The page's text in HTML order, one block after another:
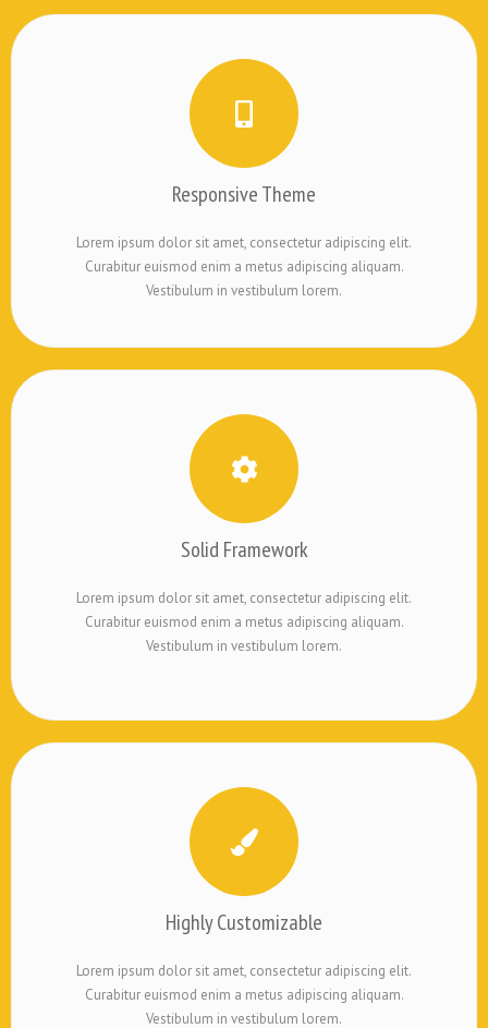
Responsive Theme
Lorem ipsum dolor sit amet, consectetur adipiscing elit.
Curabitur euismod enim a metus adipiscing aliquam.
Vestibulum in vestibulum lorem.
Solid Framework
Lorem ipsum dolor sit amet, consectetur adipiscing elit.
Curabitur euismod enim a metus adipiscing aliquam.
Vestibulum in vestibulum lorem.
Highly Customizable
Lorem ipsum dolor sit amet, consectetur adipiscing elit.
Curabitur euismod enim a metus adipiscing aliquam.
Vestibulum in vestibulum lorem.